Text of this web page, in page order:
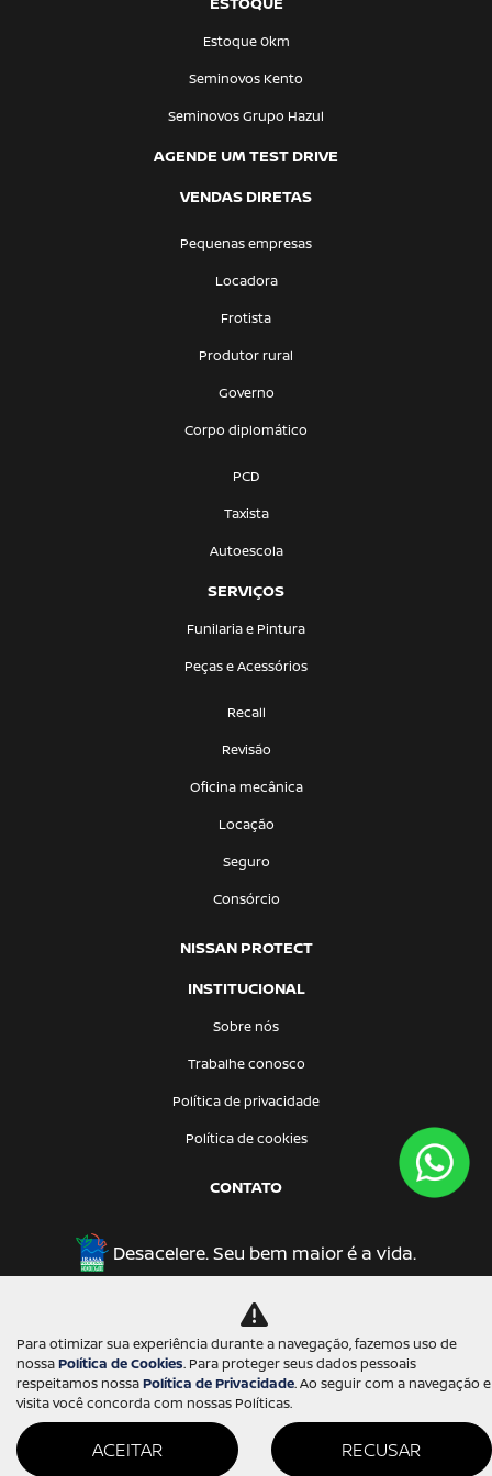
Estoque 0km
Seminovos Kento
Seminovos Grupo Hazul
AGENDE UM TEST DRIVE
VENDAS DIRETAS
Pequenas empresas
Locadora
Frotista
Produtor rural
Governo
Corpo diplomático
PCD
Taxista
Autoescola
SERVIÇOS
Funilaria e Pintura
Peças e Acessórios
Recall
Revisão
Oficina mecânica
Locação
Seguro
Consórcio
NISSAN PROTECT
INSTITUCIONAL
Sobre nós
Trabalhe conosco
Política de privacidade
Política de cookies
CONTATO
Desacelere. Seu bem maior é a vida.
Desenvolvido pela DEALERSPACE ® Direitos Reservados.
Para otimizar sua experiência durante a navegação, fazemos uso de
nossaPolítica de Cookies. Para proteger seus dados pessoais
respeitamos nossaPolítica de Privacidade. Ao seguir com a navegação e
visita você concorda com nossas Políticas.
ACEITAR RECUSAR